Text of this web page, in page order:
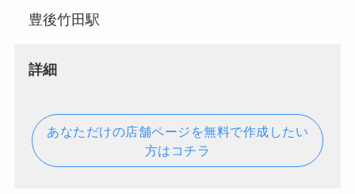
豊後竹田駅
詳細
あなただけの店舗ページを無料で作成したい
方はコチラ